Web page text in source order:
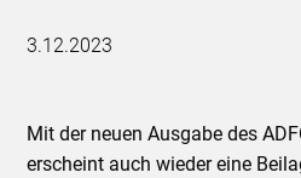
3.12.2023
Mit der neuen Ausgabe des
erscheint auch wieder eine